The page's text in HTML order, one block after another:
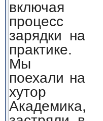
включая
процесс
зарядки на
практике.
Мы
поехали на
хутор
Академика,